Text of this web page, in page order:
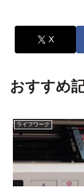
X
おすすめ
ライフワーク